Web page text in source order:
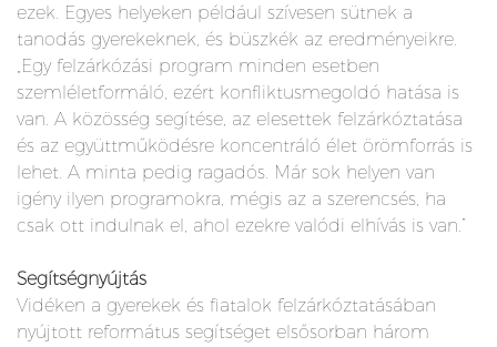
ezek. Egyes helyeken például szívesen sütnek a
tanodás gyerekeknek, és büszkék az eredményeikre.
„Egy felzárkózási program minden esetben
szemléletformáló, ezért konfliktusmegoldó hatása is
van. A közösség segítése, az elesettek felzárkóztatása
és az együttműködésre koncentráló élet örömforrás is
lehet. A minta pedig ragadós. Már sok helyen van
igény ilyen programokra, mégis az a szerencsés, ha
csak ott indulnak el, ahol ezekre valódi elhívás is van.”
Segítségnyújtás
Vidéken a gyerekek és fiatalok felzárkóztatásában
nyújtott református segítséget elsősorban három